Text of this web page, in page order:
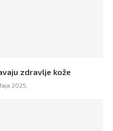
zdravlje kože
2025,